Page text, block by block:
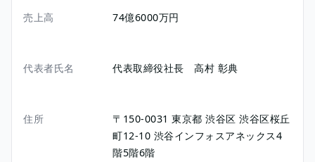
売上高 74億6000万円
代表者氏名 代表取締役社長 高村 彰典
住所 〒150-0031東京都渋谷区 渋谷区桜丘
町12-10 渋谷インフォスアネックス4
階5階6階